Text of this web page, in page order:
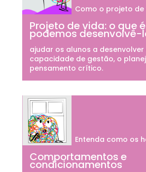
Projeto de vida: o que
podemos desenvolvê-
Como o projeto
ajudar os alunos a desenvolver
capacidade de gestão, o
pensamento crítico.
Comportamentos e
condicionamentos
Entenda como os